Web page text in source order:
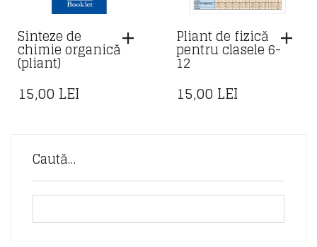
Sinteze de
chimie organică
(pliant)
15,00 LEI
Pliant de fizică
pentru clasele 6-
12
15,00 LEI
Caută…